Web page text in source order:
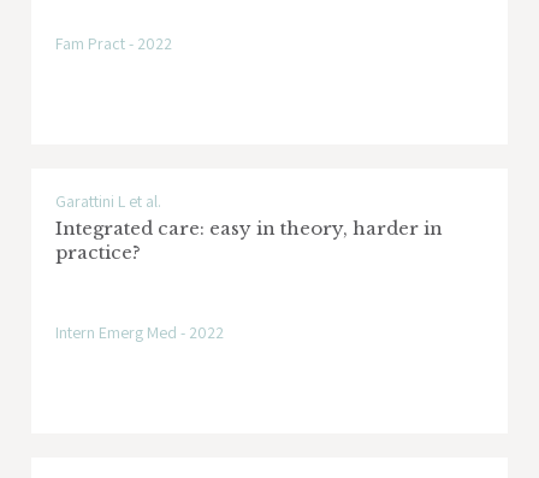
Fam Pract - 2022
Garattini L et al.
Integrated care: easy in theory, harder in
practice?
Intern Emerg Med - 2022